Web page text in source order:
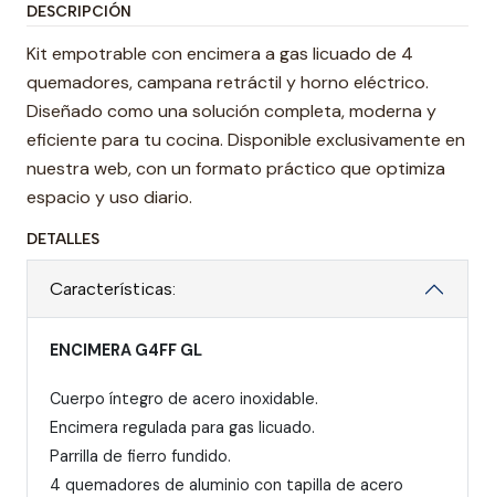
DESCRIPCIÓN
Kit empotrable con encimera a gas licuado de 4
quemadores, campana retráctil y horno eléctrico.
Diseñado como una solución completa, moderna y
eficiente para tu cocina. Disponible exclusivamente en
nuestra web, con un formato práctico que optimiza
espacio y uso diario.
DETALLES
Características:
ENCIMERA G4FF GL
Cuerpo íntegro de acero inoxidable.
Encimera regulada para gas licuado.
Parrilla de fierro fundido.
4 quemadores de aluminio con tapilla de acero